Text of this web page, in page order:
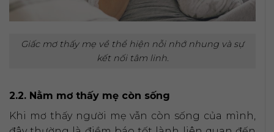
Giấc mơ thấy mẹ về thể hiện nỗi nhớ nhung và sự
kết nối tâm linh.
2.2. Nằm mơ thấy mẹ còn sống
Khi mơ thấy người mẹ vẫn còn sống của mình,